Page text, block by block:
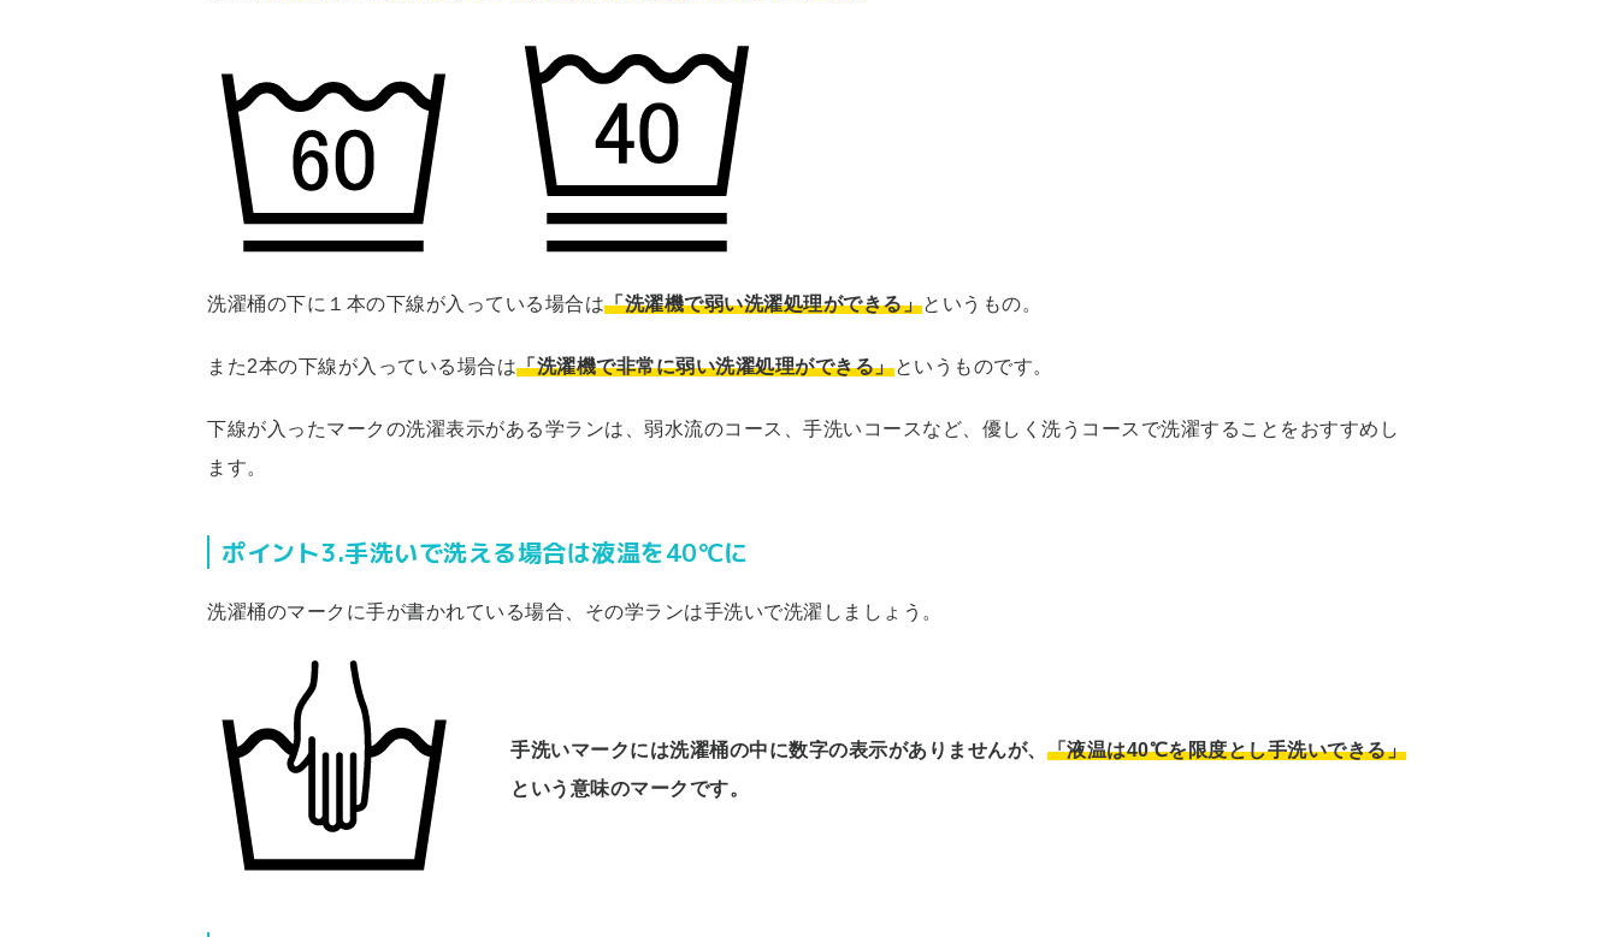
洗濯桶の下に１本の下線が入っている場合は「洗濯機で弱い洗濯処理ができる」というもの。
また2本の下線が入っている場合は「洗濯機で非常に弱い洗濯処理ができる」というものです。
下線が入ったマークの洗濯表示がある学ランは、弱水流のコース、手洗いコースなど、優しく洗うコースで洗濯することをおすすめし
ます。
ポイント3.手洗いで洗える場合は液温を40℃に
洗濯桶のマークに手が書かれている場合、その学ランは手洗いで洗濯しましょう。
手洗いマークには洗濯桶の中に数字の表示がありませんが、 「液温は40℃を限度とし手洗いできる」
という意味のマークです。